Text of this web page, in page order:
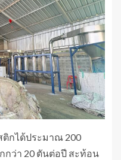
กได้ประมาณ 200
กว่า 20 ตันต่อปี สะท้อน